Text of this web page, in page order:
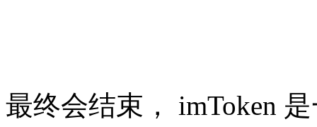
最终会结束， imToken